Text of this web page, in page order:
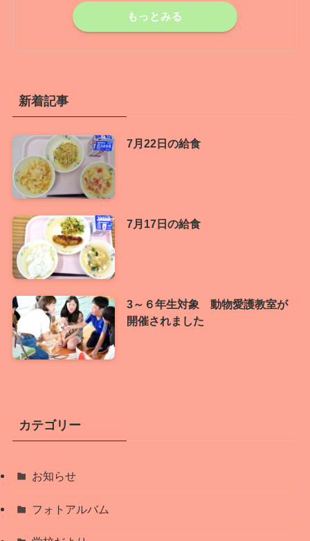
もっとみる
新着記事
7月22日の給食
7月17日の給食
3～６年生対象 動物愛護教室が
開催されました
カテゴリー
お知らせ
フォトアルバム